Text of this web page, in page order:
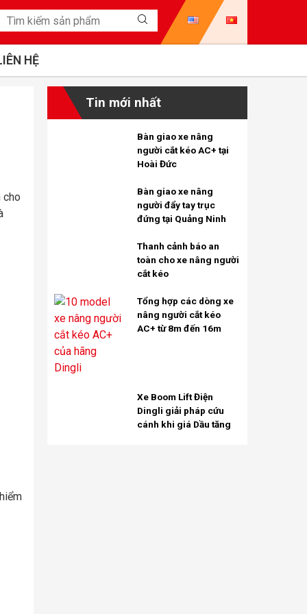
HỆ
cho
Tin mới nhất
Bàn giao xe nâng
người cắt kéo AC+ tại
Hoài Đức
Bàn giao xe nâng
người đẩy tay trục
đứng tại Quảng Ninh
Thanh cảnh báo an
toàn cho xe nâng người
cắt kéo
Tổng hợp các dòng xe
nâng người cắt kéo
AC+ từ 8m đến 16m
Xe Boom Lift Điện
Dingli giải pháp cứu
cánh khi giá Dầu tăng